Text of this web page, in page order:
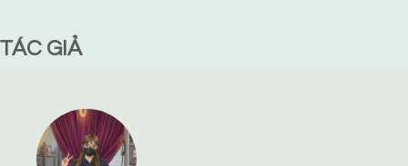
TÁC GIẢ